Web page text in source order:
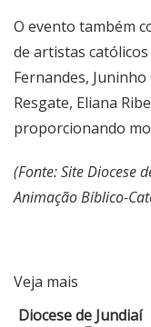
O evento também
de artistas
Fernandes,
Resgate, Eliana
proporcionando
(Fonte: Site Diocese
Animação Bíblico-
Veja mais
Diocese de Jundiaí